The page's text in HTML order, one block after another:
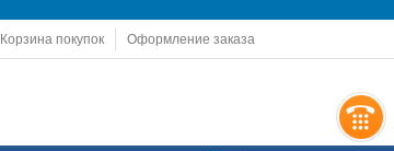
Корзина покупок Оформление заказа